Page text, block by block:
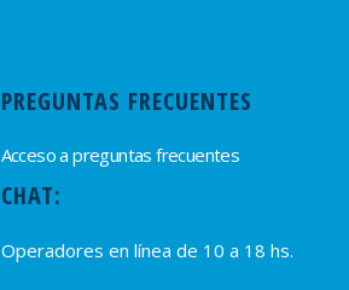
PREGUNTAS FRECUENTES
Acceso a preguntas frecuentes
CHAT:
Operadores en línea de 10 a 18 hs.